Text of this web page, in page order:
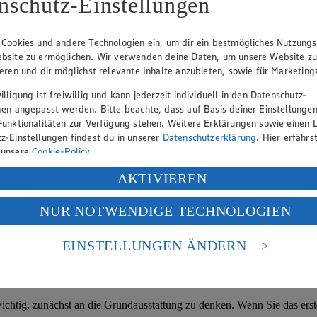
lässt.
Erbsen, Bohnen oder Thunfisch? Dann lesen Sie bei uns, wie
Und wenn Sie gerne mit Tomaten kochen, finden Sie in unseren
zunächst an die Grundausstattung zu denken. Wenn Sie das
und andere Technologien ein, um dir ein bestmögliches
zu ermöglichen. Wir verwenden deine Daten, um unsere Website zu
und dir möglichst relevante Inhalte anzubieten, sowie für
ist freiwillig und kann jederzeit individuell in den Datenschutz-
angepasst werden. Bitte beachte, dass auf Basis deiner
zur Verfügung stehen. Weitere Erklärungen sowie einen
Einstellungen findest du in unserer Datenschutzerklärung. Hier
Cookie-Policy.
deiner personenbezogenen Daten in den USA durch Facebook und
„Aktivieren“ klickst, willigst du im Sinne des Art. 49 Abs. 1 Satz 1 lit.
Daten in den USA verarbeitet werden. Der EuGH sieht die USA als
europäischen Standards nicht angemessenen Datenschutzniveau an. Es
Zugriffs durch US-amerikanische Behörden.
AKTIVIEREN
NUR NOTWENDIGE TECHNOLOGIEN
EINSTELLUNGEN ÄNDERN